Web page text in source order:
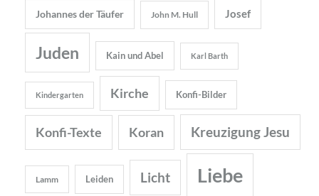
Johannes der Täufer John M. Hull Josef
Juden Kain und Abel Karl Barth
Kindergarten Kirche Konfi-Bilder
Konfi-Texte Koran Kreuzigung Jesu
Lamm Leiden Licht Liebe